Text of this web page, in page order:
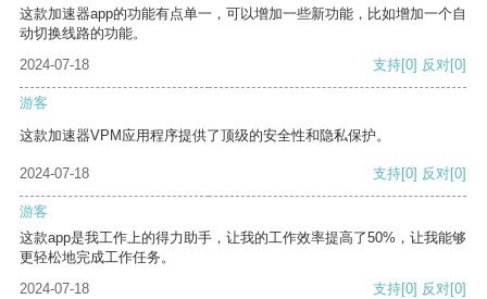
这款加速器app的功能有点单一，可以增加一些新功能，比如增加一个自
动切换线路的功能。
2024-07-18
支持[0] 反对[0]
游客
这款加速器VPM应用程序提供了顶级的安全性和隐私保护。
2024-07-18 支持[0] 反对[0]
游客
这款app是我工作上的得力助手，让我的工作效率提高了50%，让我能够
更轻松地完成工作任务。
2024-07-18
支持[0] 反对[0]